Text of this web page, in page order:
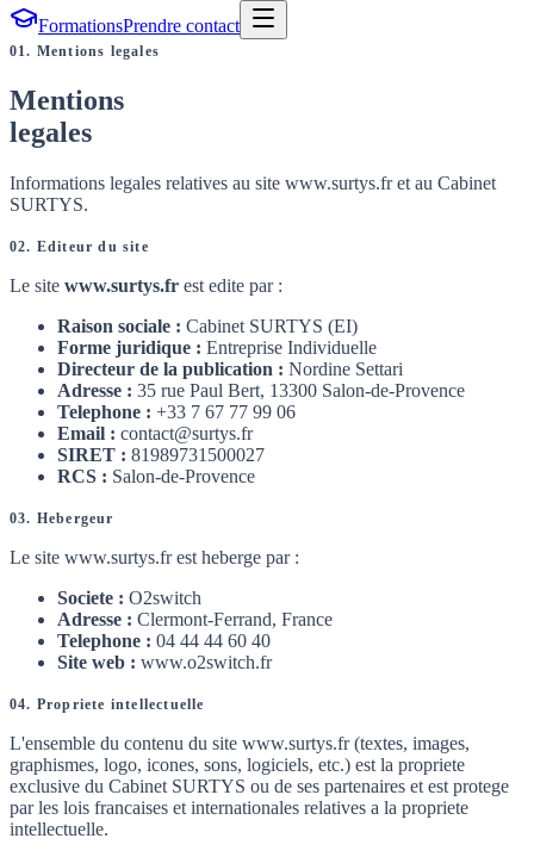
FormationsPrendre contact
01. Mentions legales
Mentions
legales
Informations legales relatives au site www.surtys.fr et au Cabinet
SURTYS.
02. Editeur du site
Le site www.surtys.fr est edite par :
Raison sociale : Cabinet SURTYS (EI)
Forme juridique : Entreprise Individuelle
Directeur de la publication : Nordine Settari
Adresse : 35 rue Paul Bert, 13300 Salon-de-Provence
Telephone : +33 7 67 77 99 06
Email : contact@surtys.fr
SIRET : 81989731500027
RCS : Salon-de-Provence
03. Hebergeur
Le site www.surtys.fr est heberge par :
Societe : O2switch
Adresse : Clermont-Ferrand, France
Telephone : 04 44 44 60 40
Site web : www.o2switch.fr
04. Propriete intellectuelle
L'ensemble du contenu du site www.surtys.fr (textes, images,
graphismes, logo, icones, sons, logiciels, etc.) est la propriete
exclusive du Cabinet SURTYS ou de ses partenaires et est protege
par les lois francaises et internationales relatives a la propriete
intellectuelle.